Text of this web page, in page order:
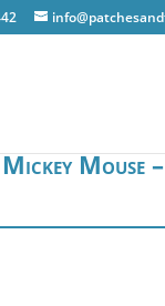
Mouse